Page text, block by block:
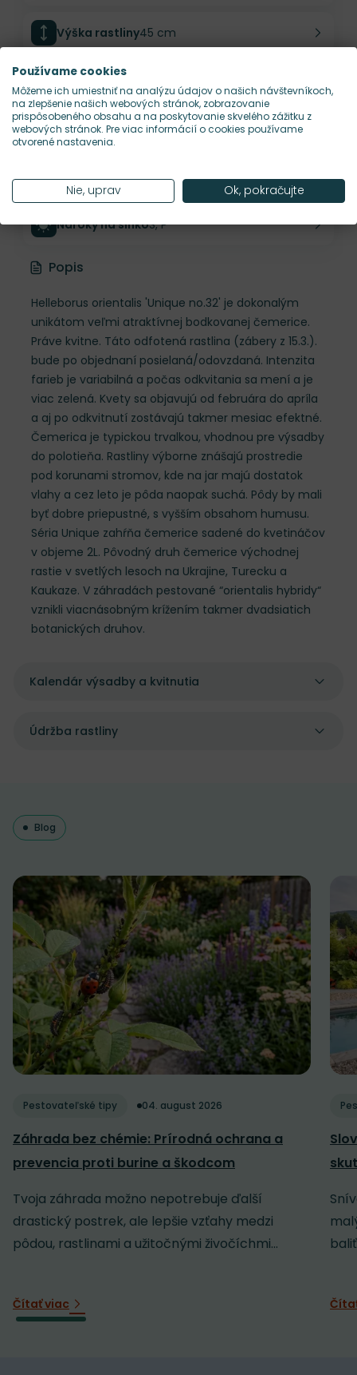
Výška rastliny45 cm
Šírka rastliny
Habitus rastlinyvzpriamený
Hustota výsadby4 ks/m²
Nároky na slnkoS, P
Popis
Helleborus orientalis 'Unique no.32' je dokonalým
unikátom veľmi atraktívnej bodkovanej čemerice.
Práve kvitne. Táto odfotená rastlina (zábery z 15.3.).
bude po objednaní posielaná/odovzdaná. Intenzita
farieb je variabilná a počas odkvitania sa mení a je
viac zelená. Kvety sa objavujú od februára do apríla
a aj po odkvitnutí zostávajú takmer mesiac efektné.
Čemerica je typickou trvalkou, vhodnou pre výsadby
do polotieňa. Rastliny výborne znášajú prostredie
pod korunami stromov, kde na jar majú dostatok
vlahy a cez leto je pôda naopak suchá. Pôdy by mali
byť dobre priepustné, s vyšším obsahom humusu.
Séria Unique zahŕňa čemerice sadené do kvetináčov
v objeme 2L. Pôvodný druh čemerice východnej
rastie v svetlých lesoch na Ukrajine, Turecku a
Kaukaze. V záhradách pestované “orientalis hybridy“
vznikli viacnásobným krížením takmer dvadsiatich
botanických druhov.
Kalendár výsadby a kvitnutia
Údržba rastliny
Blog
Pestovateľské tipy 04. august 2026
Záhrada bez chémie: Prírodná ochrana a
prevencia proti burine a škodcom
Tvoja záhrada možno nepotrebuje ďalší
drastický postrek, ale lepšie vzťahy medzi
pôdou, rastlinami a užitočnými živočíchmi...
Čítať viac
Používame cookies
Môžeme ich umiestniť na analýzu údajov o našich návštevníkoch,
na zlepšenie našich webových stránok, zobrazovanie
prispôsobeného obsahu a na poskytovanie skvelého zážitku z
webových stránok. Pre viac informácií o cookies používame
otvorené nastavenia.
Nie, uprav Ok, pokračujte